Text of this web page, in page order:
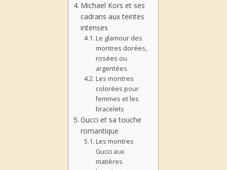
Michael Kors et ses
cadrans aux teintes
intenses
Le glamour des
montres dorées,
rosées ou
argentées
Les montres
colorées pour
femmes et les
bracelets
Gucci et sa touche
romantique
Les montres
Gucci aux
matières